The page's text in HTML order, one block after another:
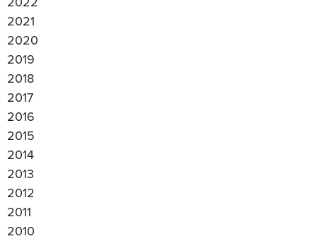
2021
2020
2019
2018
2017
2016
2015
2014
2013
2012
2011
2010